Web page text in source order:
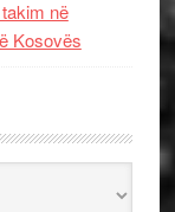
në
Kosovës